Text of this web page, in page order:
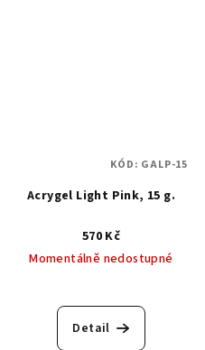
Acrygel Light Pink, 15 g.
570 Kč
Momentálně nedostupné
Detail
KÓD: GALP-15